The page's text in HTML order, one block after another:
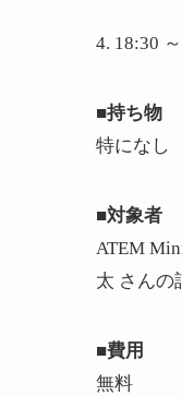
4. 18:30
■持ち物
特になし
■対象者
ATEM
太 さんの
■費用
無料